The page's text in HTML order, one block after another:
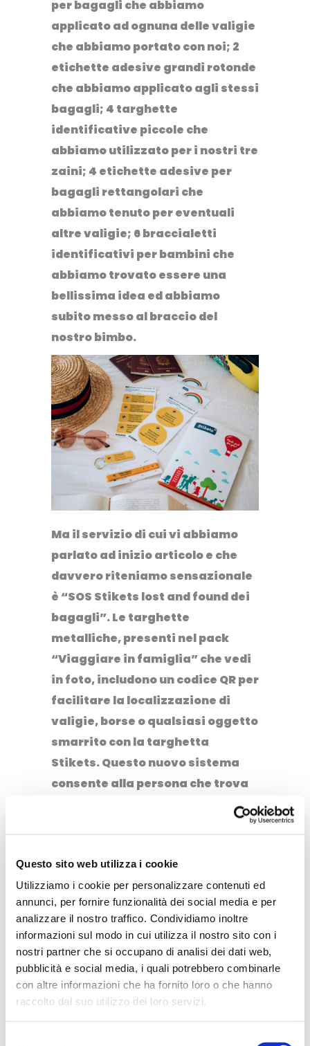
Questo sito web utilizza i cookie
Utilizziamo i cookie per personalizzare contenuti ed
annunci, per fornire funzionalità dei social media e per
analizzare il nostro traffico. Condividiamo inoltre
informazioni sul modo in cui utilizza il nostro sito con i
nostri partner che si occupano di analisi dei dati web,
pubblicità e social media, i quali potrebbero combinarle
con altre informazioni che ha fornito loro o che hanno
raccolto dal suo utilizzo dei loro servizi.
per bagagli che abbiamo
applicato ad ognuna delle valigie
che abbiamo portato con noi; 2
etichette adesive grandi rotonde
che abbiamo applicato agli stessi
bagagli; 4 targhette
identificative piccole che
abbiamo utilizzato per i nostri tre
zaini; 4 etichette adesive per
bagagli rettangolari che
abbiamo tenuto per eventuali
altre valigie; 6 braccialetti
identificativi per bambini che
abbiamo trovato essere una
bellissima idea ed abbiamo
subito messo al braccio del
nostro bimbo.
Ma il servizio di cui vi abbiamo
parlato ad inizio articolo e che
davvero riteniamo sensazionale
è “SOS Stikets lost and found dei
bagagli”.Le targhette
metalliche, presenti nel pack
“Viaggiare in famiglia” che vedi
in foto, includono un codice QR per
facilitare la localizzazione di
valigie, borse o qualsiasi oggetto
smarrito con la targhetta
Stikets. ⁣Questo nuovo sistema
consente alla persona che trova
l’oggetto di contattare Stikets,
Finalmente anche una inguaribile